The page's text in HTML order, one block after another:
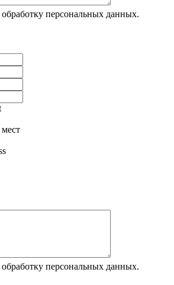
персональных данных.
персональных данных.